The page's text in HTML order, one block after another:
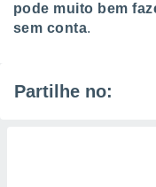
pode muito bem
sem conta.
Partilhe no: